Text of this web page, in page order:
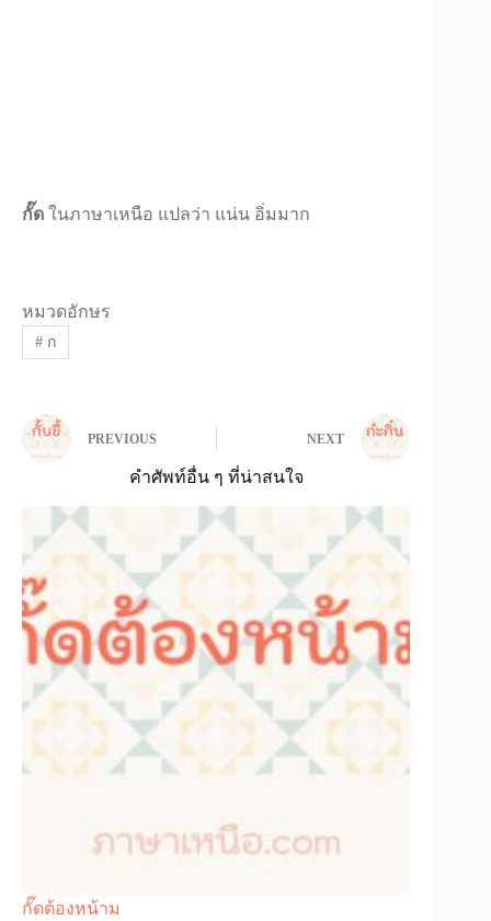
กั๊ด ในภาษาเหนือ แปลว่า แน่น อิ่มมาก
หมวดอักษร
#ก
PREVIOUS NEXT
คำศัพท์อื่น ๆ ที่น่าสนใจ
กั๊ดต้องหน้าม